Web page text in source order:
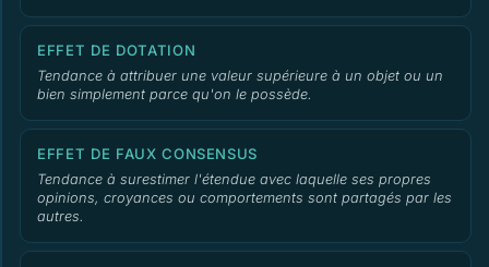
EFFET DE DOTATION
Tendance à attribuer une valeur supérieure à un objet ou un
bien simplement parce qu'on le possède.
EFFET DE FAUX CONSENSUS
Tendance à surestimer l'étendue avec laquelle ses propres
opinions, croyances ou comportements sont partagés par les
autres.